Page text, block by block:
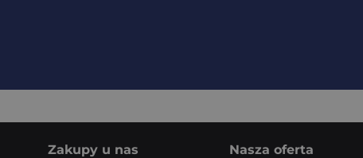
Zakupy u nas Nasza oferta